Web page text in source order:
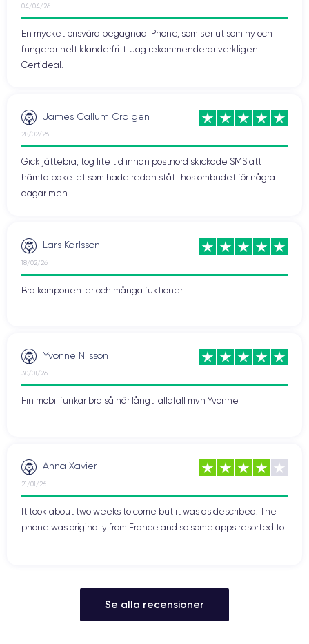
04/04/26
En mycket prisvärd begagnad iPhone, som ser ut som ny och
fungerar helt klanderfritt. Jag rekommenderar verkligen
Certideal.
James Callum Craigen
28/02/26
Gick jättebra, tog lite tid innan postnord skickade SMS att
hämta paketet som hade redan stått hos ombudet för några
dagar men ...
Lars Karlsson
18/02/26
Bra komponenter och många fuktioner
Yvonne Nilsson
30/01/26
Fin mobil funkar bra så här långt iallafall mvh Yvonne
Anna Xavier
21/01/26
It took about two weeks to come but it was as described. The
phone was originally from France and so some apps resorted to
Se alla recensioner